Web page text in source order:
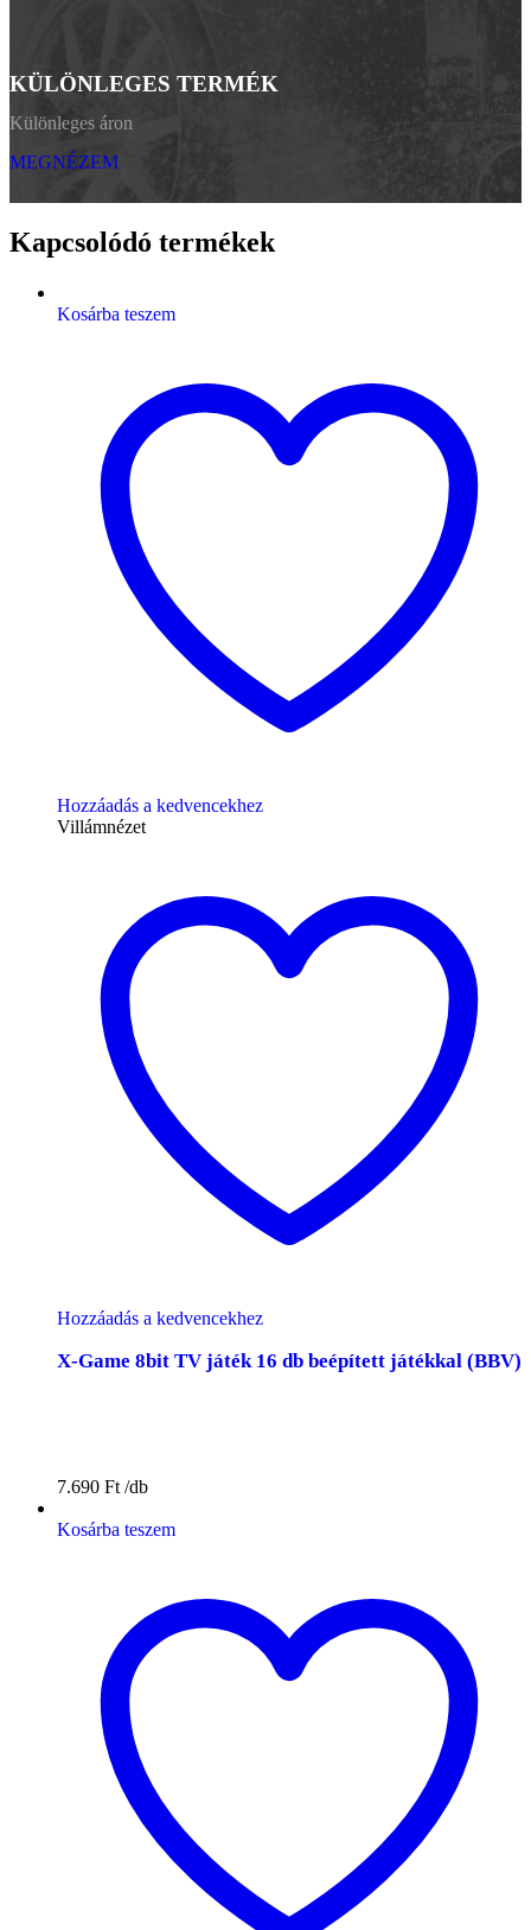
KÜLÖNLEGES TERMÉK
Különleges áron
MEGNÉZEM
Kapcsolódó termékek
Kosárba teszem
Hozzáadás a kedvencekhez
Villámnézet
Hozzáadás a kedvencekhez
X-Game 8bit TV játék 16 db beépített játékkal (BBV)
7.690 Ft
Kosárba teszem